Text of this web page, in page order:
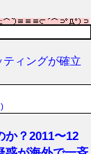
ィングが確立
か？2011〜12